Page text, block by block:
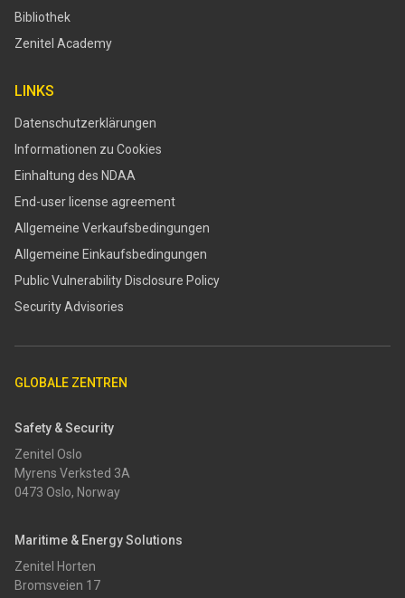
Bibliothek
Zenitel Academy
LINKS
Datenschutzerklärungen
Informationen zu Cookies
Einhaltung des NDAA
End-user license agreement
Allgemeine Verkaufsbedingungen
Allgemeine Einkaufsbedingungen
​​Public Vulnerability Disclosure Policy​
Security Advisories
GLOBALE ZENTREN
Safety & Security
Zenitel Oslo
Myrens Verksted 3A
0473 Oslo, Norway
Maritime & Energy Solutions
Zenitel Horten
Bromsveien 17